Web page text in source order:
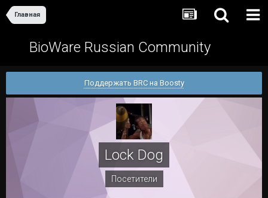
Главная
BioWare Russian Community
Поддержать BRC на Boosty
Lock Dog
Посетители